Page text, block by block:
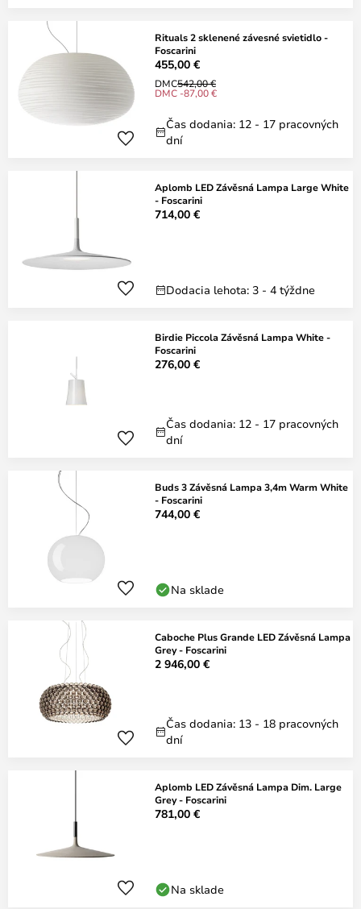
Rituals 2 sklenené závesné svietidlo -
Foscarini
455,00 €
DMC542,00 €
DMC -87,00 €
Čas dodania: 12 - 17 pracovných
dní
Aplomb LED Závěsná Lampa Large White
- Foscarini
714,00 €
Dodacia lehota: 3 - 4 týždne
Birdie Piccola Závěsná Lampa White -
Foscarini
276,00 €
Čas dodania: 12 - 17 pracovných
dní
Buds 3 Závěsná Lampa 3,4m Warm White
- Foscarini
744,00 €
Na sklade
Caboche Plus Grande LED Závěsná Lampa
Grey - Foscarini
2 946,00 €
Čas dodania: 13 - 18 pracovných
dní
Aplomb LED Závěsná Lampa Dim. Large
Grey - Foscarini
781,00 €
Na sklade